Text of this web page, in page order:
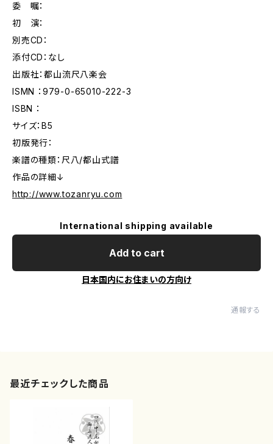
委 嘱：
初 演：
別売CD：
添付CD：なし
出版社：都山流尺八楽会
ISMN ：979-0-65010-222-3
ISBN ：
サイズ：B5
初版発行：
楽譜の種類：尺八/都山式譜
作品の詳細↓
http://www.tozanryu.com
International shipping available
Add to cart
日本国内にお住まいの方向け
通報する
最近チェックした商品